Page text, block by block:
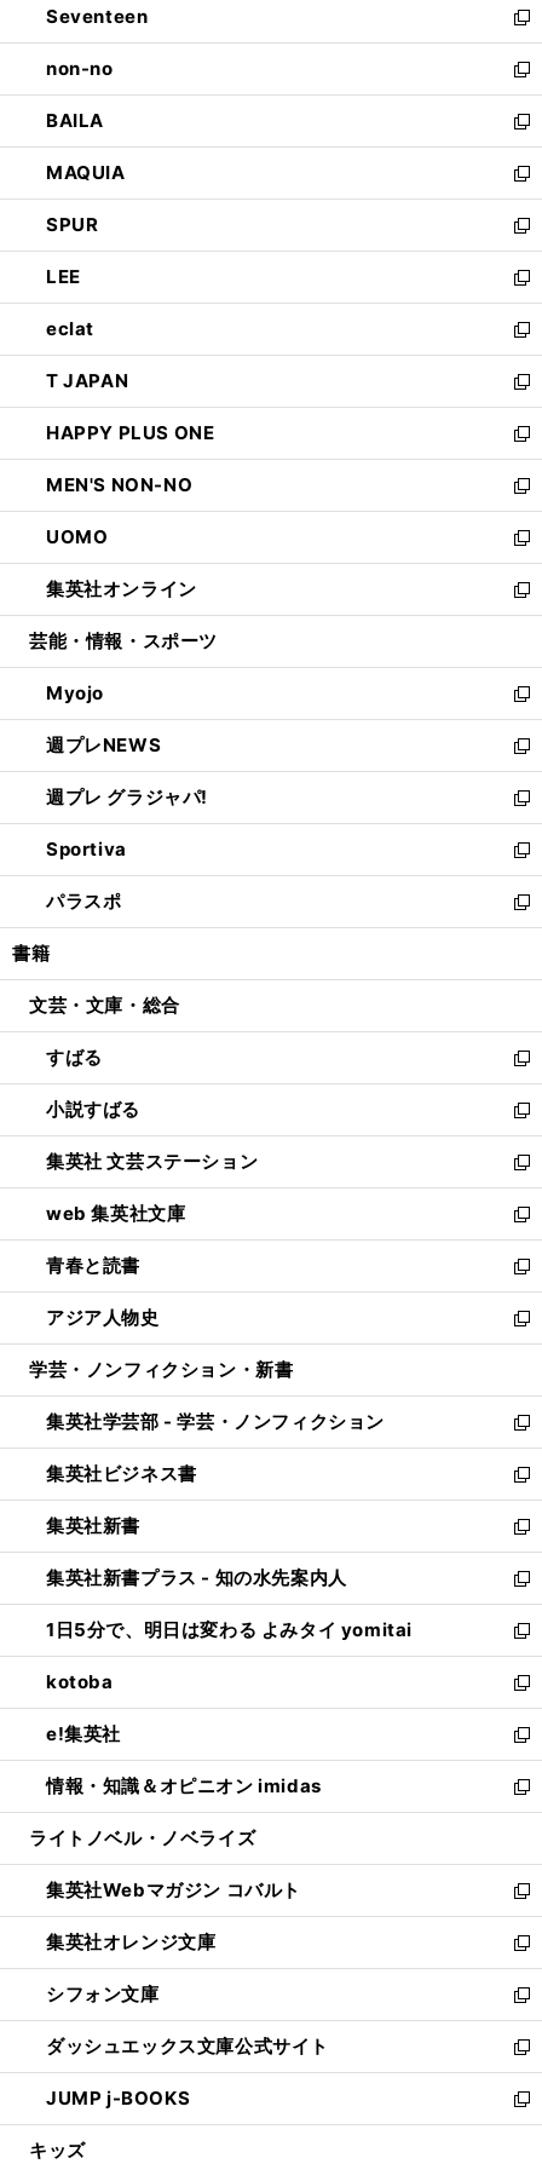
く
で
開
く
ド
ウ
で
開
く
Seventeen
新
し
い
ウ
ィ
ン
ド
ウ
で
開
く
non-no
新
し
い
ウ
ィ
ン
ド
ウ
で
開
く
BAILA
新
し
い
ウ
ィ
ン
ド
ウ
で
開
く
MAQUIA
新
し
い
ウ
ィ
ン
ド
ウ
で
開
く
SPUR
新
し
い
ウ
ィ
ン
ド
ウ
で
開
く
LEE
新
し
い
ウ
ィ
ン
ド
ウ
で
開
く
eclat
新
し
い
ウ
ィ
ン
ド
ウ
で
開
く
T JAPAN
新
し
い
ウ
ィ
ン
ド
ウ
で
開
HAPPY PLUS ONE
新
し
い
ウ
ィ
ン
ド
ウ
開
く
MEN'S NON-NO
新
し
い
ウ
ィ
ン
ウ
で
開
く
UOMO
新
し
い
ウ
ン
ド
ウ
で
開
く
集英社オンライン
新
し
ウ
ィ
ン
ド
ウ
で
開
く
芸能・情報・スポーツ
Myojo
新
し
い
ウ
ィ
ン
ド
ウ
で
開
週プレNEWS
新
し
い
ウ
ィ
ン
ド
ウ
開
週プレ グラジャパ!
新
し
い
ウ
ィ
ン
ウ
開
く
Sportiva
新
し
い
ウ
ン
ウ
で
開
く
パラスポ
新
し
ウ
ン
ド
ウ
で
開
く
書籍
文芸・文庫・総合
すばる
新
し
い
ウ
ィ
ン
ド
ウ
で
開
く
小説すばる
新
し
い
ウ
ィ
ン
ド
ウ
で
開
集英社 文芸ステーション
新
し
い
ウ
ィ
ン
ド
ウ
開
く
web 集英社文庫
新
し
い
ウ
ィ
ン
ウ
で
開
く
青春と読書
新
し
い
ウ
ン
ド
ウ
で
開
く
アジア人物史
新
し
ウ
ィ
ン
ド
ウ
で
開
く
学芸・ノンフィクション・新書
集英社学芸部 - 学芸・ノンフィクション
新
し
い
ウ
ィ
ン
ド
ウ
で
開
く
集英社ビジネス書
新
し
い
ウ
ィ
ン
ド
ウ
で
開
く
集英社新書
新
し
い
ウ
ィ
ン
ド
ウ
で
開
く
集英社新書プラス - 知の水先案内人
新
し
い
ウ
ィ
ン
ド
ウ
で
開
1日5分で、明日は変わる よみタイ yomitai
新
し
い
ウ
ィ
ン
ド
ウ
開
く
kotoba
新
し
い
ウ
ィ
ン
ウ
で
開
く
e!集英社
新
し
い
ウ
ン
ド
ウ
で
開
く
情報・知識＆オピニオン imidas
新
し
ウ
ィ
ン
ド
ウ
で
開
く
ライトノベル・ノベライズ
集英社Webマガジン コバルト
新
し
い
ウ
ィ
ン
ド
ウ
で
開
集英社オレンジ文庫
新
し
い
ウ
ィ
ン
ド
ウ
シフォン文庫
新
し
い
ウ
ィ
ン
ダッシュエックス文庫公式サイト
新
し
い
ウ
JUMP j-BOOKS
新
し
キッズ